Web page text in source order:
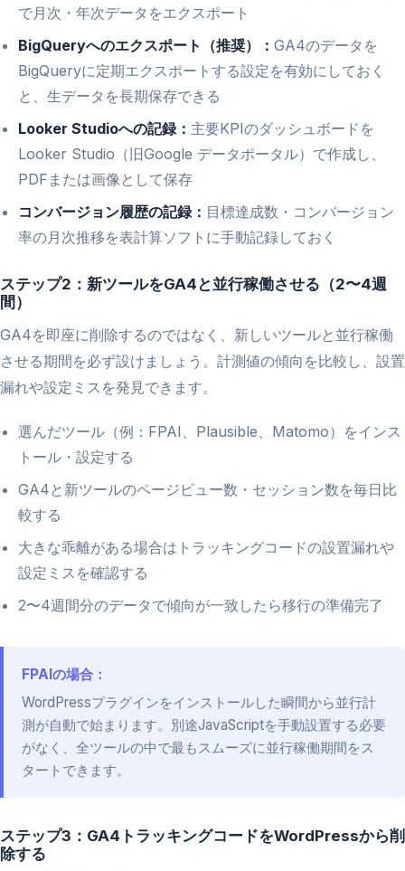
で月次・年次データをエクスポート
BigQueryへのエクスポート（推奨）： GA4のデータを
BigQueryに定期エクスポートする設定を有効にしておく
と、生データを長期保存できる
Looker Studioへの記録： 主要KPIのダッシュボードを
Looker Studio（旧Google データポータル）で作成し、
PDFまたは画像として保存
コンバージョン履歴の記録： 目標達成数・コンバージョン
率の月次推移を表計算ソフトに手動記録しておく
ステップ2：新ツールをGA4と並行稼働させる（2〜4週
間）
GA4を即座に削除するのではなく、新しいツールと並行稼働
させる期間を必ず設けましょう。計測値の傾向を比較し、設置
漏れや設定ミスを発見できます。
選んだツール（例：FPAI、Plausible、Matomo）をインス
トール・設定する
GA4と新ツールのページビュー数・セッション数を毎日比
較する
大きな乖離がある場合はトラッキングコードの設置漏れや
設定ミスを確認する
2〜4週間分のデータで傾向が一致したら移行の準備完了
FPAIの場合：
WordPressプラグインをインストールした瞬間から並行計
測が自動で始まります。別途JavaScriptを手動設置する必要
がなく、全ツールの中で最もスムーズに並行稼働期間をス
タートできます。
ステップ3：GA4トラッキングコードをWordPressから削
除する